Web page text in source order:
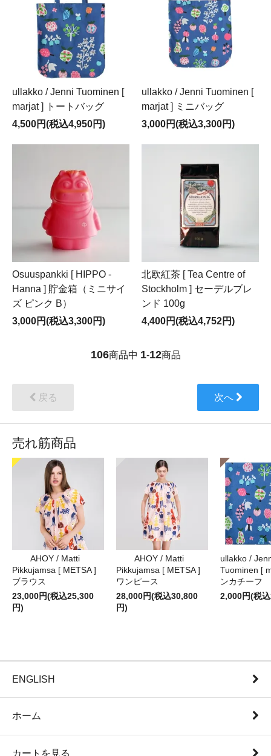
ullakko / Jenni Tuominen [
marjat ] トートバッグ
4,500円(税込4,950円)
ullakko / Jenni Tuominen [
marjat ] ミニバッグ
3,000円(税込3,300円)
Osuuspankki [ HIPPO -
Hanna ] 貯金箱（ミニサイ
ズ ピンク B）
3,000円(税込3,300円)
北欧紅茶 [ Tea Centre of
Stockholm ] セーデルブレ
ンド 100g
4,400円(税込4,752円)
106商品中 1-12商品
戻る 次へ
売れ筋商品
AHOY / Matti
Pikkujamsa [ METSA ]
ブラウス
23,000円(税込25,300
円)
AHOY / Matti
Pikkujamsa [ METSA ]
ワンピース
28,000円(税込30,800
円)
ullakko /
Tuominen [
ンカチーフ
2,000円(税
ENGLISH
ホーム
カートを見る